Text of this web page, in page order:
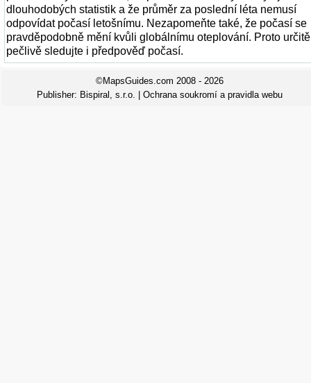
dlouhodobých statistik a že průměr za poslední léta nemusí
odpovídat počasí letošnímu. Nezapomeňte také, že počasí se
pravděpodobně mění kvůli globálnímu oteplování. Proto určitě
pečlivě sledujte i předpověď počasí.
©MapsGuides.com 2008 - 2026
Publisher: Bispiral, s.r.o. Ochrana soukromí a pravidla webu